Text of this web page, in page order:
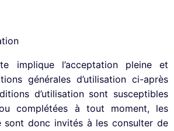
implique l’acceptation pleine et
générales d’utilisation ci-après
d’utilisation sont susceptibles
complétées à tout moment, les
sont donc invités à les consulter de